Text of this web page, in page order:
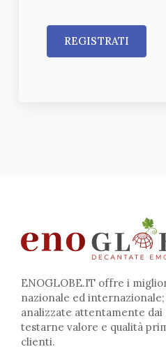
REGISTRATI
ENOGLOBE.IT offre i
nazionale ed
analizzate attentamente
testarne valore e qualità
clienti.